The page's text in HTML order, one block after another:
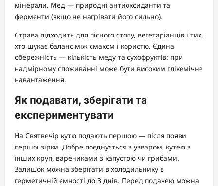
мінерали. Мед — природні антиоксиданти та
ферменти (якщо не нагрівати його сильно).
Страва підходить для пісного столу, вегетаріанців і тих,
хто шукає баланс між смаком і користю. Єдина
обережність — кількість меду та сухофруктів: при
надмірному споживанні може бути високим глікемічне
навантаження.
Як подавати, зберігати та
експериментувати
На Святвечір кутю подають першою — після появи
першої зірки. Добре поєднується з узваром, кутею з
інших круп, варениками з капустою чи грибами.
Залишок можна зберігати в холодильнику в
герметичній ємності до 3 днів. Перед подачею можна